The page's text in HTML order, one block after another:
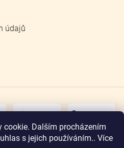
cookie. Dalším procházením
s jejich používáním.. Více
údajů
osobní